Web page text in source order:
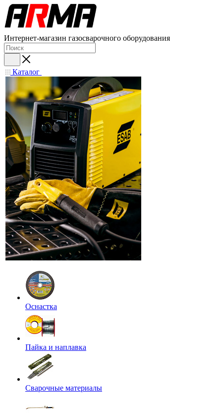
Интернет-магазин газосварочного оборудования
Каталог
Оснастка
Пайка и наплавка
Сварочные материалы